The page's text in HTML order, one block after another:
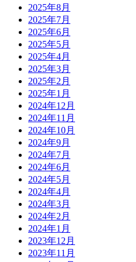
2025年8月
2025年7月
2025年6月
2025年5月
2025年4月
2025年3月
2025年2月
2025年1月
2024年12月
2024年11月
2024年10月
2024年9月
2024年7月
2024年6月
2024年5月
2024年4月
2024年3月
2024年2月
2024年1月
2023年12月
2023年11月